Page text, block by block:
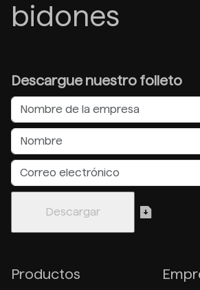
bidones
Descargue nuestro folleto
Productos